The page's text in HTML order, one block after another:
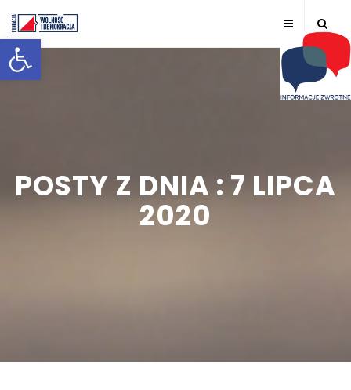
Otwórz pasek narzędzi
POSTY Z DNIA : 7 LIPCA
2020